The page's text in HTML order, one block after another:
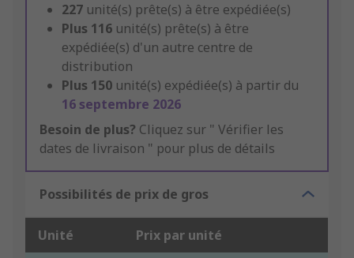
227 unité(s) prête(s) à être expédiée(s)
Plus 116 unité(s) prête(s) à être
expédiée(s) d'un autre centre de
distribution
Plus 150 unité(s) expédiée(s) à partir du
16 septembre 2026
Besoin de plus? Cliquez sur " Vérifier les
dates de livraison " pour plus de détails
Possibilités de prix de gros
Unité Prix par unité